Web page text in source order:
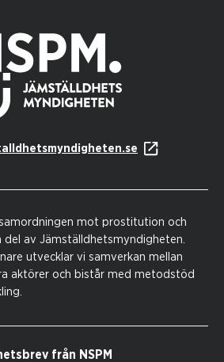
samordningen mot prostitution och
del av Jämställdhetsmyndigheten.
utvecklar vi samverkan mellan
aktörer och bistår med metodstöd
från NSPM